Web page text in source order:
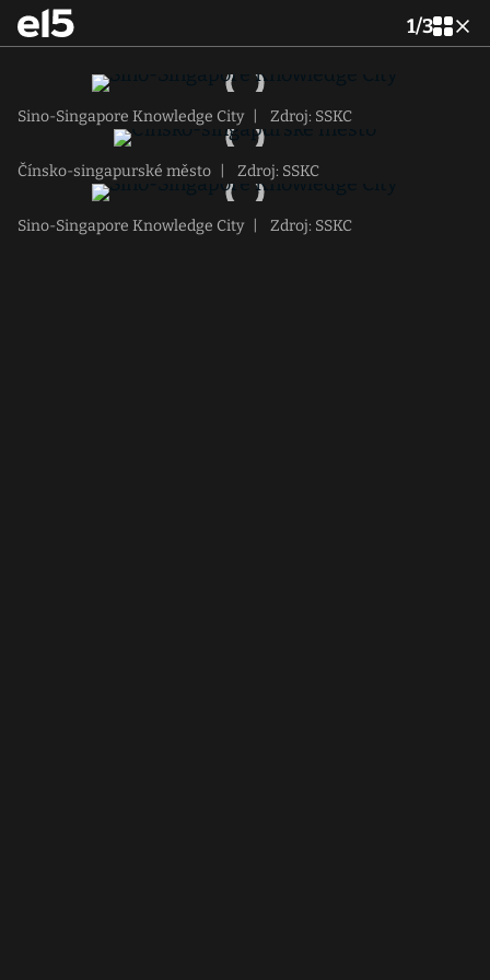
1/3
Sino-Singapore Knowledge City Zdroj: SSKC
Čínsko-singapurské město Zdroj: SSKC
Sino-Singapore Knowledge City Zdroj: SSKC